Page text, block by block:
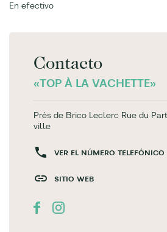
En efectivo
Contacto
«TOP À LA VACHETTE»
Près de Brico Leclerc Rue du
ville
VER EL NÚMERO TELEFÓNICO
SITIO WEB